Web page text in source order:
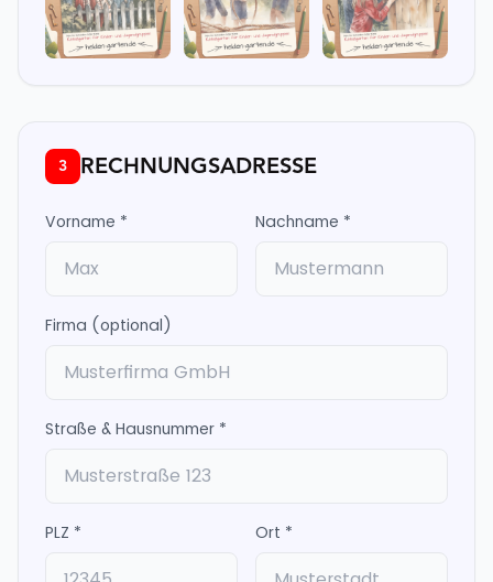
3 RECHNUNGSADRESSE
Vorname * Nachname *
Firma (optional)
Straße & Hausnummer *
PLZ * Ort *